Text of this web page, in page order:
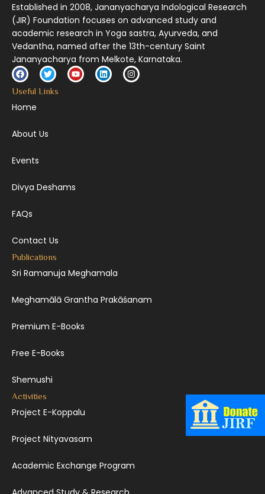
Established in 2008, Jananyacharya Indological Research
(JIR) Foundation focuses on advanced study and
academic research in Yoga sastra, Ayurveda, and
Vedantha, named after the 13th-century Saint
Jananyacharya from Melkote, Karnataka.
Useful Links
Home
About Us
Events
Divya Deshams
FAQs
Contact Us
Publications
Sri Ramanuja Meghamala
Meghamālā Grantha Prakāśanam
Premium E-Books
Free E-Books
Shemushi
Activities
Project E-Koppalu
Project Nityavasam
Academic Exchange Program